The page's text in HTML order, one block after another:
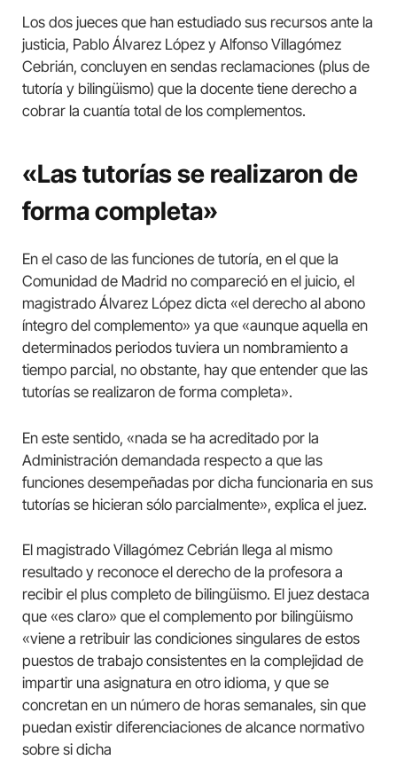
Los dos jueces que han estudiado sus recursos ante la
justicia, Pablo Álvarez López y Alfonso Villagómez
Cebrián, concluyen en sendas reclamaciones (plus de
tutoría y bilingüismo) que la docente tiene derecho a
cobrar la cuantía total de los complementos.
«Las tutorías se realizaron de
forma completa»
En el caso de las funciones de tutoría, en el que la
Comunidad de Madrid no compareció en el juicio, el
magistrado Álvarez López dicta «el derecho al abono
íntegro del complemento» ya que «aunque aquella en
determinados periodos tuviera un nombramiento a
tiempo parcial, no obstante, hay que entender que las
tutorías se realizaron de forma completa».
En este sentido, «nada se ha acreditado por la
Administración demandada respecto a que las
funciones desempeñadas por dicha funcionaria en sus
tutorías se hicieran sólo parcialmente», explica el juez.
El magistrado Villagómez Cebrián llega al mismo
resultado y reconoce el derecho de la profesora a
recibir el plus completo de bilingüismo. El juez destaca
que «es claro» que el complemento por bilingüismo
«viene a retribuir las condiciones singulares de estos
puestos de trabajo consistentes en la complejidad de
impartir una asignatura en otro idioma, y que se
concretan en un número de horas semanales, sin que
puedan existir diferenciaciones de alcance normativo
sobre si dicha